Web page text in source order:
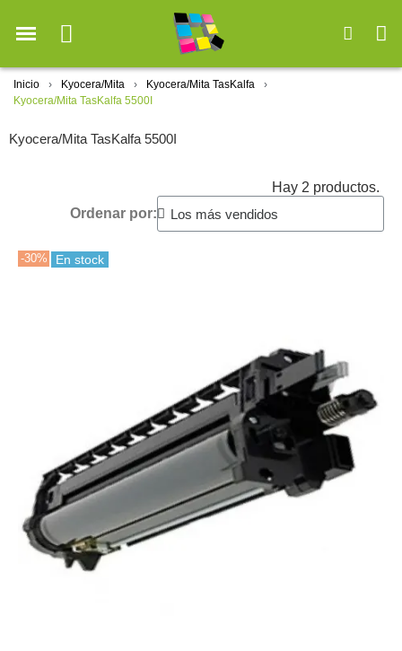
Inicio Kyocera/Mita
Kyocera/Mita TasKalfa
Kyocera/Mita TasKalfa 5500I
Kyocera/Mita TasKalfa 5500I
Hay 2 productos.
Ordenar por:
-30% En stock